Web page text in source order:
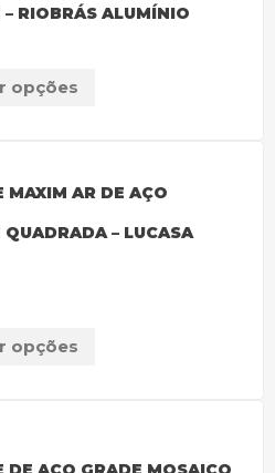
RIOBRÁS ALUMÍNIO
opções
MAXIM AR DE AÇO
– LUCASA
opções